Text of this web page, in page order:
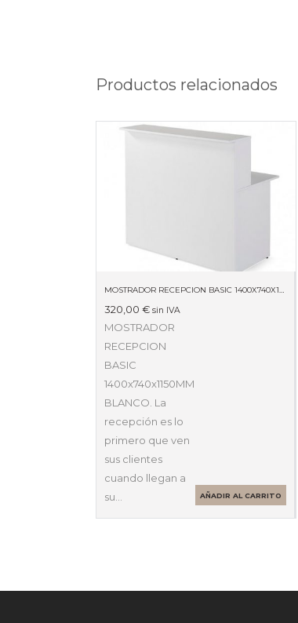
Productos relacionados
MOSTRADOR RECEPCION BASIC 1400X740X1150MM BLANCO
320,00 € sin IVA
MOSTRADOR
RECEPCION
BASIC
1400x740x1150MM
BLANCO. La
recepción es lo
primero que ven
sus clientes
cuando llegan a
su…
AÑADIR AL CARRITO